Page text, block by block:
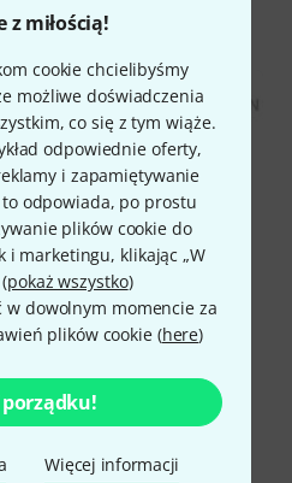
z miłością!
cookie chcielibyśmy
możliwe doświadczenia
co się z tym wiąże.
odpowiednie oferty,
i zapamiętywanie
odpowiada, po prostu
plików cookie do
i marketingu, klikając „W
pokaż wszystko)
w dowolnym momencie za
plików cookie (here)
porządku!
Więcej informacji
do pobrania